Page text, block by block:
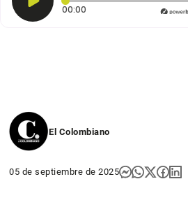
00:00 Tiempo transcurrido: 0
El Colombiano
05 de septiembre de 2025